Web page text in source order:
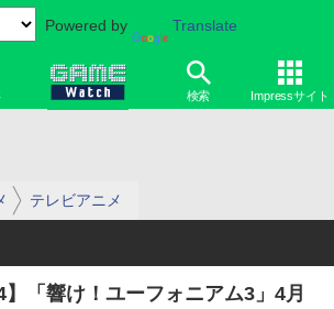
Powered by Translate
検索 Impressサイト
テレビアニメ
】「響け！ユーフォニアム3」4月